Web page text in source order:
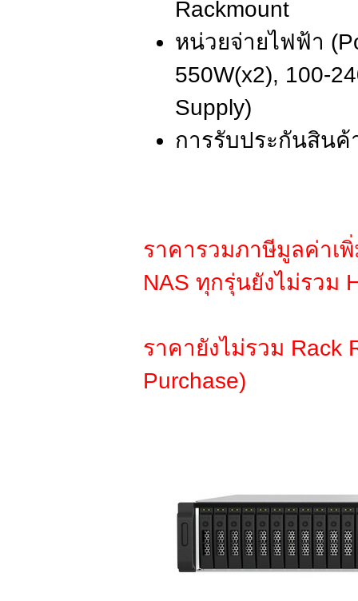
Rackmount
หน่วยจ่ายไฟฟ้า
550W(x2), 100-
Supply)
การรับประกันสินค้
ราคารวมภาษีมูลค่าเ
NAS ทุกรุ่นยังไม่รวม
ราคายังไม่รวม Rack
Purchase)